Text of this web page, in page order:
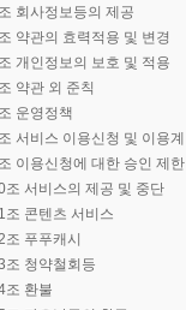
회사정보등의 제공
약관의 효력적용 및 변경
개인정보의 보호 및 적용
약관 외 준칙
운영정책
서비스 이용신청 및 이용
이용신청에 대한 승인 제한
조 서비스의 제공 및 중단
조 콘텐츠 서비스
조 푸푸캐시
조 청약철회등
조 환불